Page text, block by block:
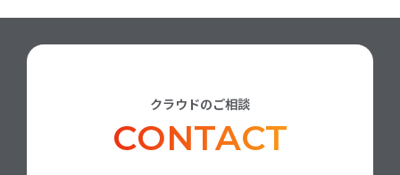
クラウドのご相談
CONTACT